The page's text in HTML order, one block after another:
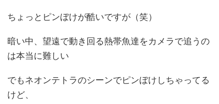
ちょっとピンぼけが酷いですが（笑）
暗い中、望遠で動き回る熱帯魚達をカメラで追うの
は本当に難しい
でもネオンテトラのシーンでピンぼけしちゃってる
けど、